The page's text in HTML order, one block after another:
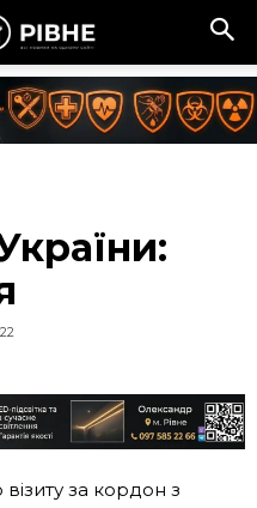
за кордон з